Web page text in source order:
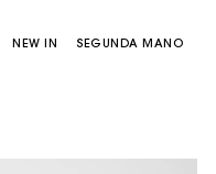
NEW IN SEGUNDA MANO